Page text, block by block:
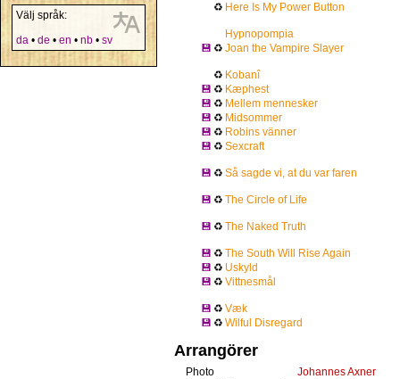
Välj språk:
da • de • en • nb • sv
♻ Here Is My Power Button
Hypnopompia
💾 ♻ Joan the Vampire Slayer
♻ Kobanî
💾 ♻ Kæphest
💾 ♻ Mellem mennesker
💾 ♻ Midsommer
💾 ♻ Robins vänner
💾 ♻ Sexcraft
💾 ♻ Så sagde vi, at du var faren
💾 ♻ The Circle of Life
💾 ♻ The Naked Truth
💾 ♻ The South Will Rise Again
💾 ♻ Uskyld
💾 ♻ Vittnesmål
💾 ♻ Væk
💾 ♻ Wilful Disregard
Arrangörer
Photo
Johannes Axner